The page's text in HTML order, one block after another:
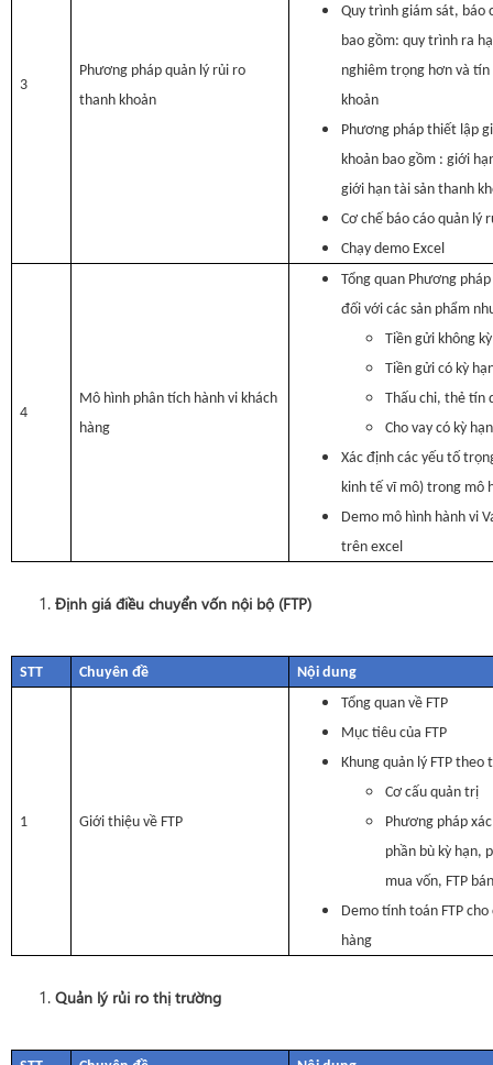
3
Phương pháp quản lý rủi ro
thanh khoản
Quy trình giám sát, báo
bao gồm: quy trình ra
nghiêm trọng hơn và
khoản
Phương pháp thiết lập
khoản bao gồm : giới
giới hạn tài sản thanh
Cơ chế báo cáo quản lý
Chạy demo Excel
4
Mô hình phân tích hành vi khách
hàng
Tổng quan Phương
đối với các sản phẩm
Tiền gửi không
Tiền gửi có kỳ
Thấu chi, thẻ tín
Cho vay có kỳ hạn
Xác định các yếu tố
kinh tế vĩ mô) trong mô
Demo mô hình hành vi
trên excel
Định giá điều chuyển vốn nội bộ (FTP)
STT Chuyên đề Nội dung
1 Giới thiệu về FTP
Tổng quan về FTP
Mục tiêu của FTP
Khung quản lý FTP theo
Cơ cấu quản trị
Phương pháp
phần bù kỳ hạn,
mua vốn, FTP
Demo tính toán FTP
hàng
Quản lý rủi ro thị trường